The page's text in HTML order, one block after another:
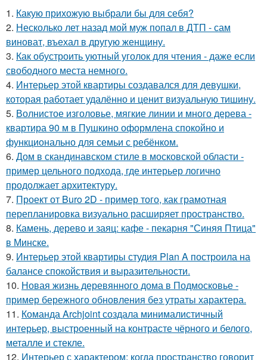
1. Какую прихожую выбрали бы для себя?
2. Несколько лет назад мой муж попал в ДТП - сам
виноват, въехал в другую женщину.
3. Как обустроить уютный уголок для чтения - даже если
свободного места немного.
4. Интерьер этой квартиры создавался для девушки,
которая работает удалённо и ценит визуальную тишину.
5. Волнистое изголовье, мягкие линии и много дерева -
квартира 90 м в Пушкино оформлена спокойно и
функционально для семьи с ребёнком.
6. Дом в скандинавском стиле в московской области -
пример цельного подхода, где интерьер логично
продолжает архитектуру.
7. Проект от Buro 2D - пример того, как грамотная
перепланировка визуально расширяет пространство.
8. Камень, дерево и заяц: кафе - пекарня "Синяя Птица"
в Минске.
9. Интерьер этой квартиры студия Plan A построила на
балансе спокойствия и выразительности.
10. Новая жизнь деревянного дома в Подмосковье -
пример бережного обновления без утраты характера.
11. Команда Archjoint создала минималистичный
интерьер, выстроенный на контрасте чёрного и белого,
металле и стекле.
12. Интерьер с характером: когда пространство говорит